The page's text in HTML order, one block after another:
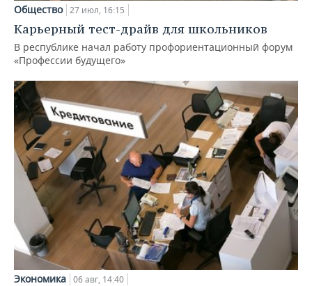
Общество 27 июл, 16:15
Карьерный тест-драйв для школьников
В республике начал работу профориентационный форум
«Профессии будущего»
Экономика 06 авг, 14:40